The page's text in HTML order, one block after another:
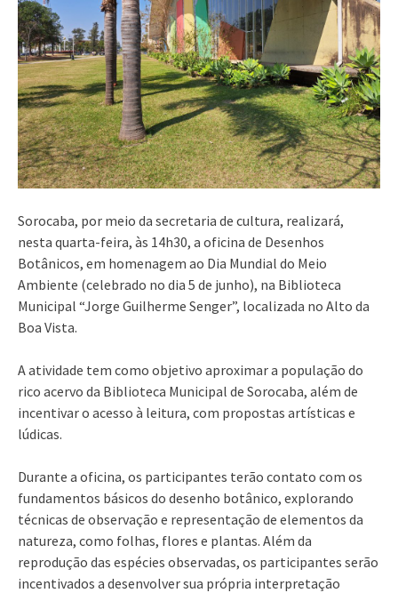
Sorocaba, por meio da secretaria de cultura, realizará,
nesta quarta-feira, às 14h30, a oficina de Desenhos
Botânicos, em homenagem ao Dia Mundial do Meio
Ambiente (celebrado no dia 5 de junho), na Biblioteca
Municipal “Jorge Guilherme Senger”, localizada no Alto da
Boa Vista.
A atividade tem como objetivo aproximar a população do
rico acervo da Biblioteca Municipal de Sorocaba, além de
incentivar o acesso à leitura, com propostas artísticas e
lúdicas.
Durante a oficina, os participantes terão contato com os
fundamentos básicos do desenho botânico, explorando
técnicas de observação e representação de elementos da
natureza, como folhas, flores e plantas. Além da
reprodução das espécies observadas, os participantes serão
incentivados a desenvolver sua própria interpretação